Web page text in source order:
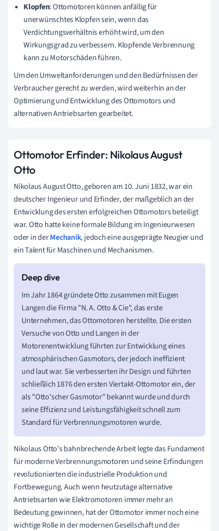
Klopfen: Ottomotoren können anfällig für
unerwünschtes Klopfen sein, wenn das
Verdichtungsverhältnis erhöht wird, um den
Wirkungsgrad zu verbessern. Klopfende Verbrennung
kann zu Motorschäden führen.
Um den Umweltanforderungen und den Bedürfnissen der
Verbraucher gerecht zu werden, wird weiterhin an der
Optimierung und Entwicklung des Ottomotors und
alternativen Antriebsarten gearbeitet.
Ottomotor Erfinder: Nikolaus August
Otto
Nikolaus August Otto, geboren am 10. Juni 1832, war ein
deutscher Ingenieur und Erfinder, der maßgeblich an der
Entwicklung des ersten erfolgreichen Ottomotors beteiligt
war. Otto hatte keine formale Bildung im Ingenieurwesen
oder in derMechanik, jedoch eine ausgeprägte Neugier und
ein Talent für Maschinen und Mechanismen.
Im Jahr 1864 gründete Otto zusammen mit Eugen
Langen die Firma "N. A. Otto & Cie", das erste
Unternehmen, das Ottomotoren herstellte. Die ersten
Versuche von Otto und Langen in der
Motorenentwicklung führten zur Entwicklung eines
atmosphärischen Gasmotors, der jedoch ineffizient
und laut war. Sie verbesserten ihr Design und führten
schließlich 1876 den ersten Viertakt-Ottomotor ein, der
als "Otto'scher Gasmotor" bekannt wurde und durch
seine Effizienz und Leistungsfähigkeit schnell zum
Standard für Verbrennungsmotoren wurde.
Nikolaus Otto's bahnbrechende Arbeit legte das Fundament
für moderne Verbrennungsmotoren und seine Erfindungen
revolutionierten die industrielle Produktion und
Fortbewegung. Auch wenn heutzutage alternative
Antriebsarten wie Elektromotoren immer mehr an
Bedeutung gewinnen, hat der Ottomotor immer noch eine
wichtige Rolle in der modernen Gesellschaft und der